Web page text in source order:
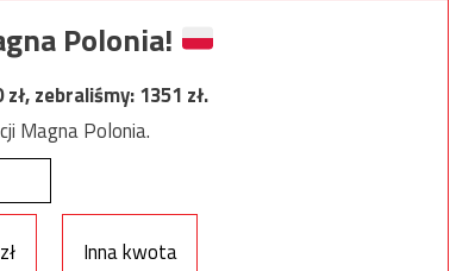
Polonia!
zł, zebraliśmy:1351 zł.
Magna Polonia.
Inna kwota